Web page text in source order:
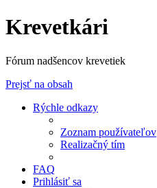
Krevetkári
Fórum nadšencov krevetiek
Prejsť na obsah
Rýchle odkazy
Zoznam používateľov
Realizačný tím
FAQ
Prihlásiť sa